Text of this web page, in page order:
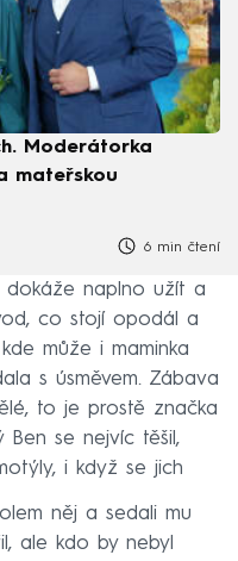
Moderátorka
mateřskou
6 min čtení
dokáže naplno užít a
co stojí opodál a
může i maminka
s úsměvem. Zábava
to je prostě značka
Ben se nejvíc těšil,
i když se jich
něj a sedali mu
ale kdo by nebyl